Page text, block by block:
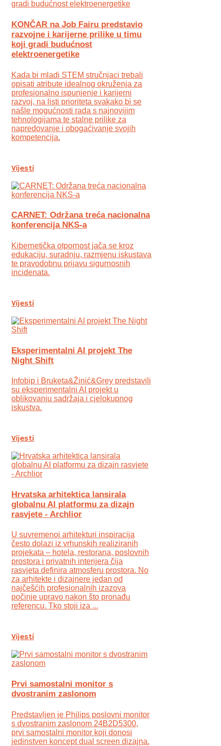
KONČAR na Job Fairu predstavio
razvojne i karijerne prilike u timu
koji gradi budućnost
elektroenergetike
Kada bi mladi STEM stručnjaci trebali
opisati atribute idealnog okruženja za
profesionalno ispunjenje i karijerni
razvoj, na listi prioriteta svakako bi se
našle mogućnosti rada s najnovijim
tehnologijama te stalne prilike za
napredovanje i obogaćivanje svojih
kompetencija.
Vijesti
CARNET: Održana treća nacionalna
konferencija NKS-a
Kibernetička otpornost jača se kroz
edukaciju, suradnju, razmjenu iskustava
te pravodobnu prijavu sigurnosnih
incidenata.
Vijesti
Eksperimentalni AI projekt The
Night Shift
Infobip i Bruketa&Žinić&Grey predstavili
su eksperimentalni AI projekt u
oblikovanju sadržaja i cjelokupnog
iskustva.
Vijesti
Hrvatska arhitektica lansirala
globalnu AI platformu za dizajn
rasvjete - Archlior
U suvremenoj arhitekturi inspiracija
često dolazi iz vrhunskih realiziranih
projekata – hotela, restorana, poslovnih
prostora i privatnih interijera čija
rasvjeta definira atmosferu prostora. No
za arhitekte i dizajnere jedan od
najčešćih profesionalnih izazova
počinje upravo nakon što pronađu
referencu. Tko stoji iza ...
Vijesti
Prvi samostalni monitor s
dvostranim zaslonom
Predstavljen je Philips poslovni monitor
s dvostranim zaslonom 24B2D5300,
prvi samostalni monitor koji donosi
jedinstven koncept dual screen dizajna.